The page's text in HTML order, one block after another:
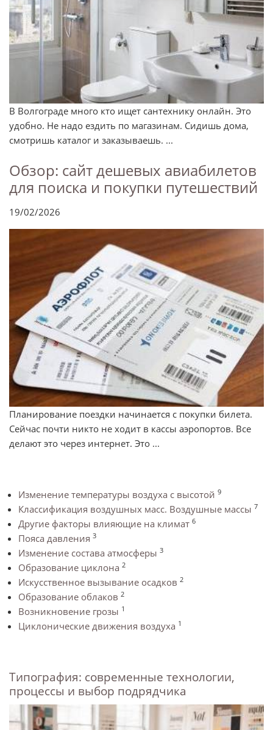
В Волгограде много кто ищет сантехнику онлайн. Это
удобно. Не надо ездить по магазинам. Сидишь дома,
смотришь каталог и заказываешь. ...
Обзор: сайт дешевых авиабилетов
для поиска и покупки путешествий
19/02/2026
Планирование поездки начинается с покупки билета.
Сейчас почти никто не ходит в кассы аэропортов. Все
делают это через интернет. Это ...
Изменение температуры воздуха с высотой 9
Классификация воздушных масс. Воздушные массы 7
Другие факторы влияющие на климат 6
Пояса давления 3
Изменение состава атмосферы 3
Образование циклона 2
Искусственное вызывание осадков 2
Образование облаков 2
Возникновение грозы 1
Циклонические движения воздуха 1
Типография: современные технологии,
процессы и выбор подрядчика